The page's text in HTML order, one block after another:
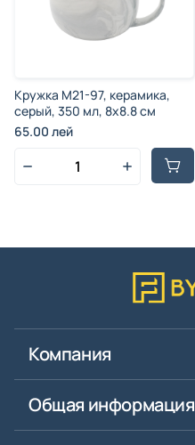
Кружка M21-97, керамика,
серый, 350 мл, 8x8.8 см
65.00 лей
Компания
Общая информация